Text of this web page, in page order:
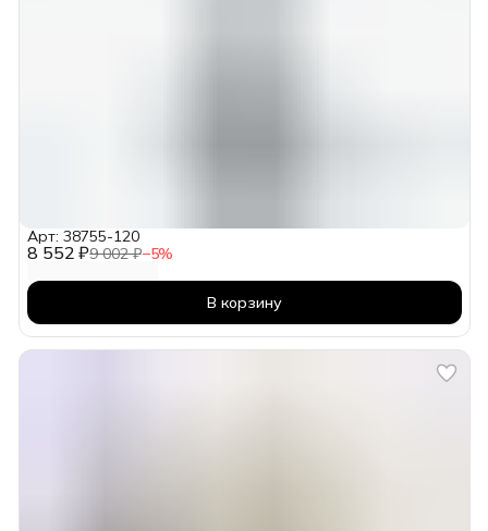
8 552 ₽9 002 ₽−5%
Арт: 38755-120
В корзину